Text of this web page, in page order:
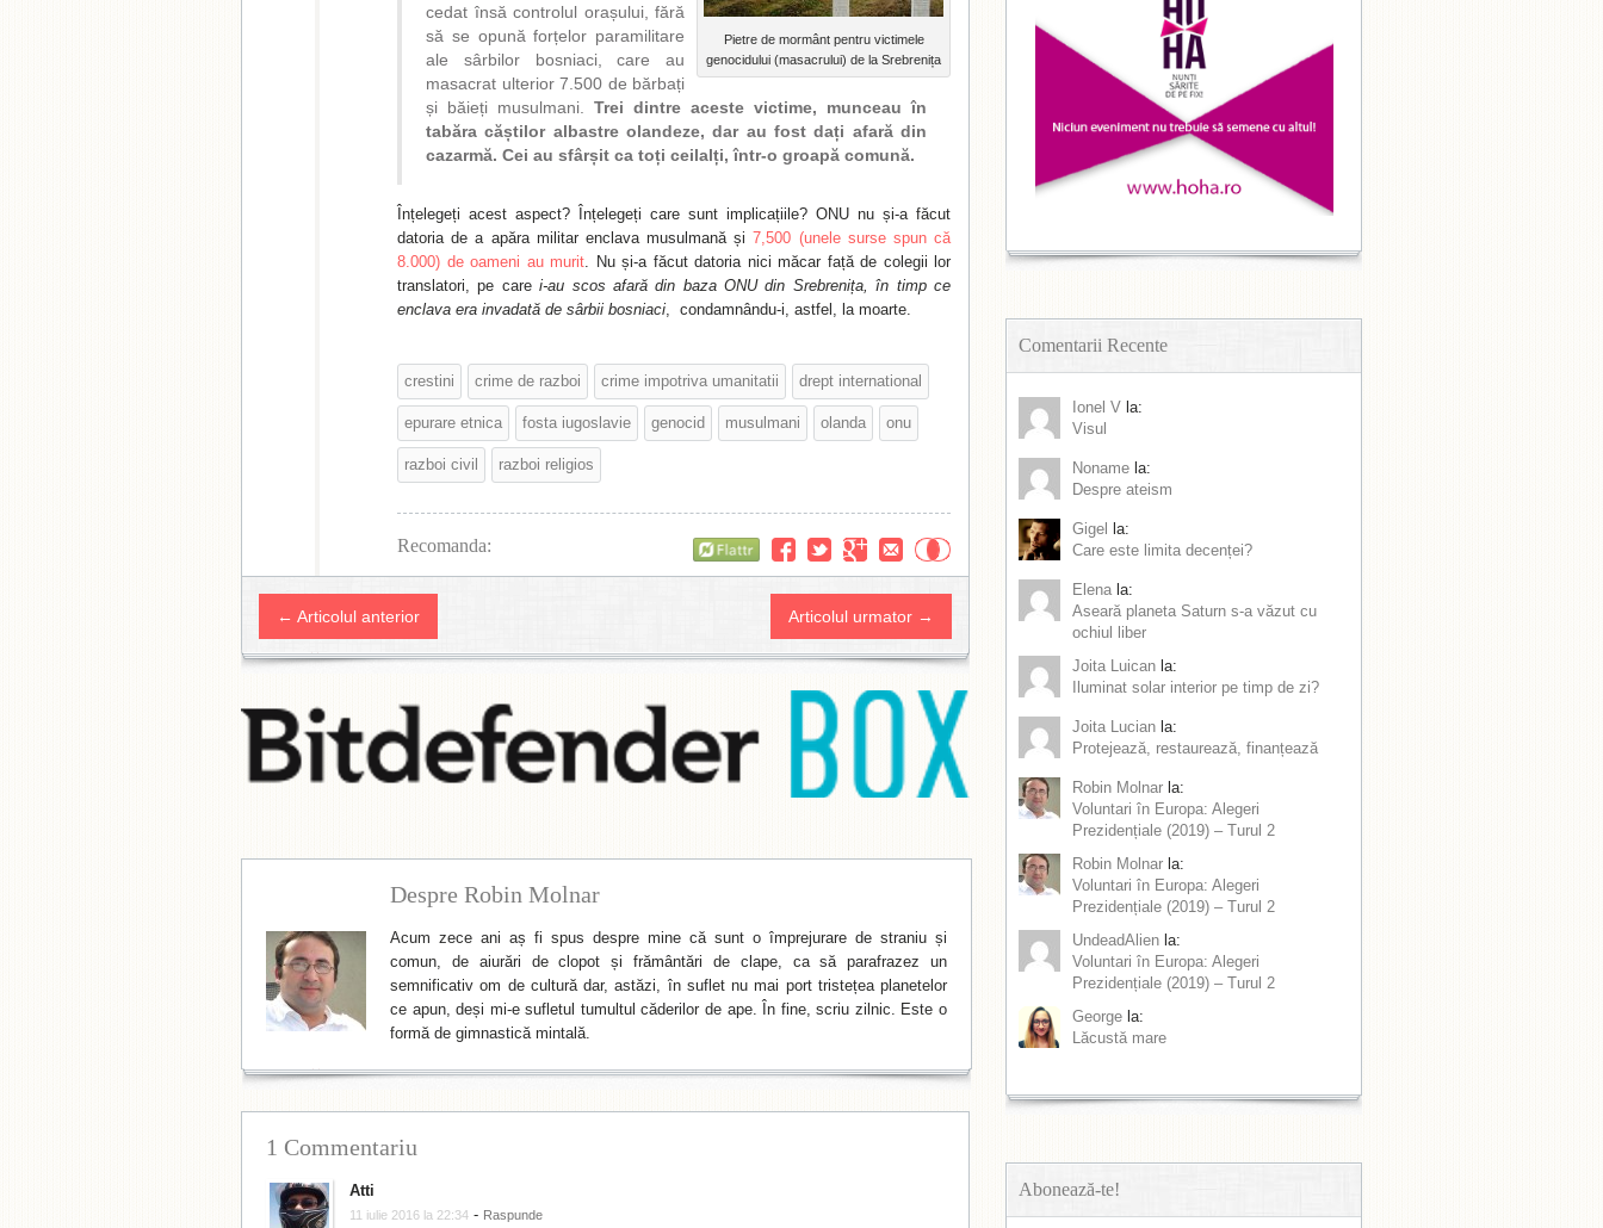
Pietre de mormânt pentru victimele
genocidului (masacrului) de la Srebrenița
cedat însă controlul orașului, fără
să se opună forțelor paramilitare
ale sârbilor bosniaci, care au
masacrat ulterior 7.500 de bărbați
și băieți musulmani. Trei dintre aceste victime, munceau în
tabăra căștilor albastre olandeze, dar au fost dați afară din
cazarmă. Cei au sfârșit ca toți ceilalți, într-o groapă comună.
Înțelegeți acest aspect? Înțelegeți care sunt implicațiile? ONU nu și-a făcut
datoria de a apăra militar enclava musulmană și7,500 (unele surse spun că
8.000) de oameni au murit. Nu și-a făcut datoria nici măcar față de colegii lor
translatori, pe carei-au scos afară din baza ONU din Srebrenița, în timp ce
enclava era invadată de sârbii bosniaci, condamnându-i, astfel, la moarte.
crestini crime de razboi crime impotriva umanitatii drept international
epurare etnica fosta iugoslavie genocid musulmani olanda onu
razboi civil razboi religios
Recomanda:
← Articolul anterior Articolul urmator →
Despre Robin Molnar
Acum zece ani aș fi spus despre mine că sunt o împrejurare de straniu și
comun, de aiurări de clopot și frământări de clape, ca să parafrazez un
semnificativ om de cultură dar, astăzi, în suflet nu mai port tristețea planetelor
ce apun, deși mi-e sufletul tumultul căderilor de ape. În fine, scriu zilnic. Este o
formă de gimnastică mintală.
1 Commentariu
Atti
11 iulie 2016 la 22:34 - Raspunde
Comentarii Recente
Ionel V la:
Visul
Noname la:
Despre ateism
Gigel
la:
Care este limita decenței?
Elena la:
Aseară planeta Saturn s-a văzut cu
ochiul liber
Joita Luican la:
Iluminat solar interior pe timp de zi?
Joita Lucian la:
Protejează, restaurează, finanțează
Robin Molnar la:
Voluntari în Europa: Alegeri
Prezidențiale (2019) – Turul 2
Robin Molnar la:
Voluntari în Europa: Alegeri
Prezidențiale (2019) – Turul 2
UndeadAlien la:
Voluntari în Europa: Alegeri
Prezidențiale (2019) – Turul 2
George la:
Lăcustă mare
Abonează-te!